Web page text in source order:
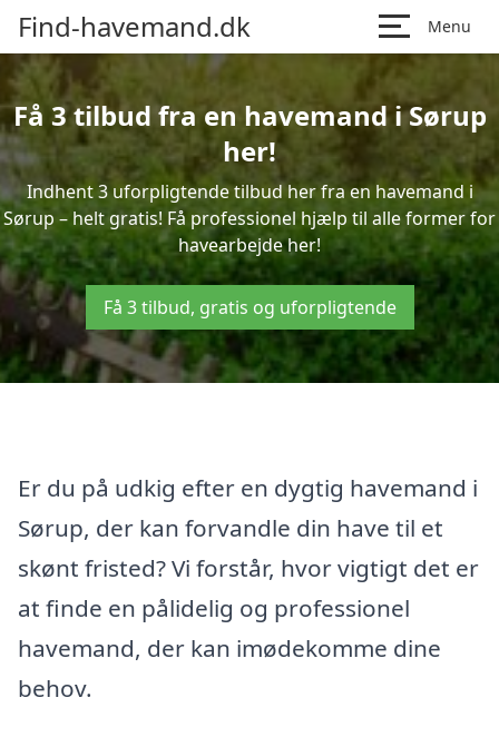
Find-havemand.dk Menu
Få 3 tilbud fra en havemand i Sørup
her!
Indhent 3 uforpligtende tilbud her fra en havemand i
Sørup – helt gratis! Få professionel hjælp til alle former for
havearbejde her!
Få 3 tilbud, gratis og uforpligtende
Er du på udkig efter en dygtig havemand i
Sørup, der kan forvandle din have til et
skønt fristed? Vi forstår, hvor vigtigt det er
at finde en pålidelig og professionel
havemand, der kan imødekomme dine
behov.